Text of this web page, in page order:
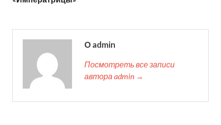
О admin
Посмотреть все записи
автора admin →